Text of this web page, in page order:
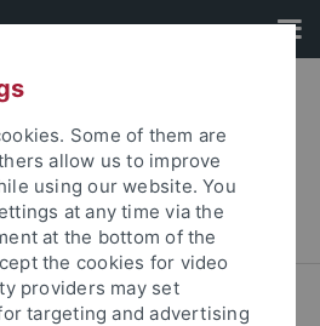
Institut
... Bachelor
Some of them are
allow us to improve
using our website. You
at any time via the
at the bottom of the
the cookies for video
providers may set
targeting and advertising